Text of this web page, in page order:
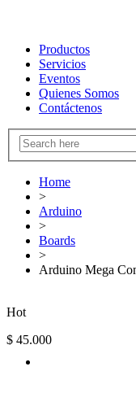
Productos
Servicios
Eventos
Quienes Somos
Contáctenos
Home
>
Arduino
>
Boards
>
Arduino Mega
Hot
$ 45.000